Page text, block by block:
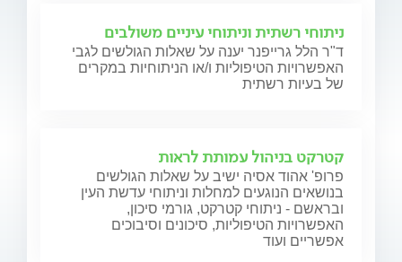
ניתוחי רשתית וניתוחי עיניים משולבים
ד"ר הלל גרייפנר יענה על שאלות הגולשים לגבי
האפשרויות הטיפוליות ו/או הניתוחיות במקרים
של בעיות רשתית
קטרקט בניהול עמותת לראות
פרופ' אהוד אסיה ישיב על שאלות הגולשים
בנושאים הנוגעים למחלות וניתוחי עדשת העין
ובראשם - ניתוחי קטרקט, גורמי סיכון,
האפשרויות הטיפוליות, סיכונים וסיבוכים
אפשריים ועוד